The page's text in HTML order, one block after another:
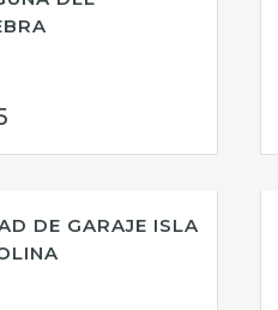
DE GARAJE ISLA